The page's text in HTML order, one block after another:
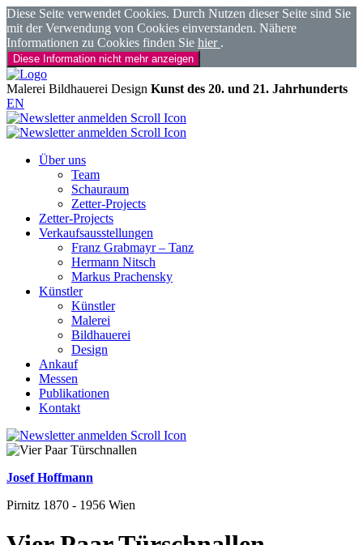
Diese Seite verwendet Cookies. Durch Nutzen dieser Seite sind Sie
mit der Verwendung von Cookies einverstanden. Nähere
Informationen zu Cookies finden Sie hier .
Diese Information nicht mehr anzeigen
Malerei Bildhauerei Design Kunst des 20. und 21. Jahrhunderts
EN
Über uns
Team
Schauraum
Zetter-Projects
Zetter-Projects
Verkaufsausstellungen
Franz Grabmayr – Tanz
Hermann Nitsch
Markus Prachensky
Künstler
Künstler
Malerei
Bildhauerei
Design
Ankauf
Messen
Publikationen
Kontakt
Josef Hoffmann
Pirnitz 1870 - 1956 Wien